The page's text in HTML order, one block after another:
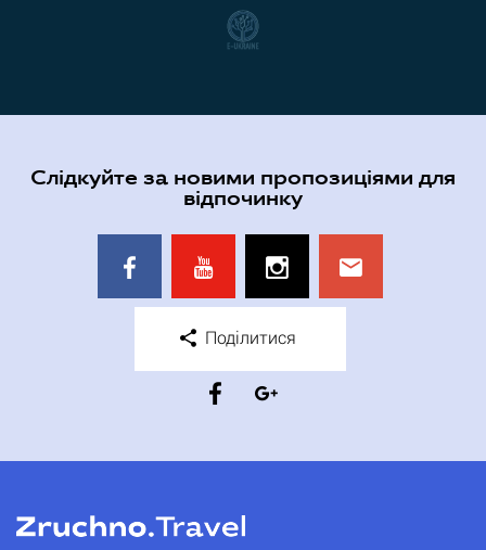
Слідкуйте за новими пропозиціями для
відпочинку
Поділитися